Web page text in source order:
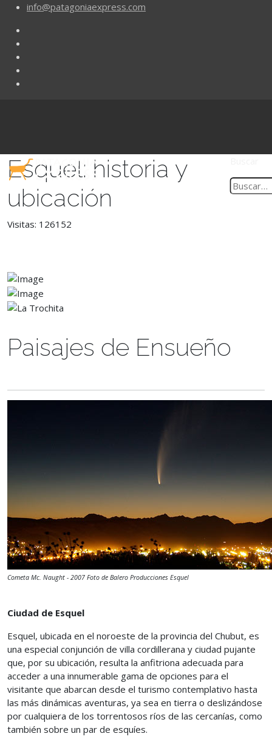
info@patagoniaexpress.com
Esquel: historia y
ubicación
Visitas: 126152
Paisajes de Ensueño
Cometa Mc. Naught - 2007 Foto de Balero Producciones Esquel
Ciudad de Esquel
Esquel, ubicada en el noroeste de la provincia del Chubut, es
una especial conjunción de villa cordillerana y ciudad pujante
que, por su ubicación, resulta la anfitriona adecuada para
acceder a una innumerable gama de opciones para el
visitante que abarcan desde el turismo contemplativo hasta
las más dinámicas aventuras, ya sea en tierra o deslizándose
por cualquiera de los torrentosos ríos de las cercanías, como
también sobre un par de esquíes.